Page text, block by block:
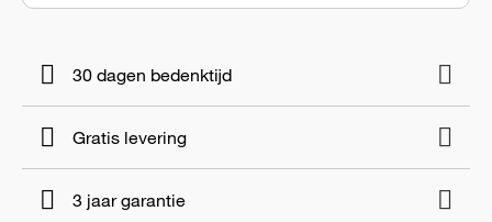
30 dagen bedenktijd
Gratis levering
3 jaar garantie